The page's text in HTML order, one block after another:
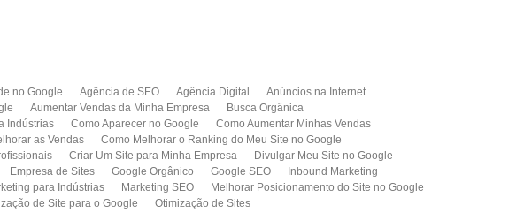
no Google Agência de SEO Agência Digital
Anúncios na Internet
Aumentar Vendas da Minha Empresa
Busca Orgânica
Indústrias Como Aparecer no Google
Como Aumentar Minhas Vendas
as Vendas
Como Melhorar o Ranking do Meu Site no Google
Criar Um Site para Minha Empresa
Divulgar Meu Site no Google
Empresa de Sites Google Orgânico Google SEO
Inbound Marketing
para Indústrias Marketing SEO
Melhorar Posicionamento do Site no Google
de Site para o Google
Otimização de Sites